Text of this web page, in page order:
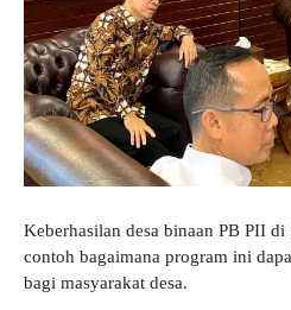
Keberhasilan desa binaan PB PII di
contoh bagaimana program ini
bagi masyarakat desa.